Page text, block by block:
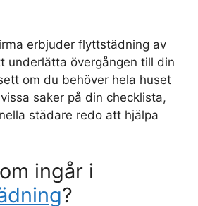
erbjuder flyttstädning av
underlätta övergången till din
om du behöver hela huset
saker på din checklista,
städare redo att hjälpa
ingår i
?